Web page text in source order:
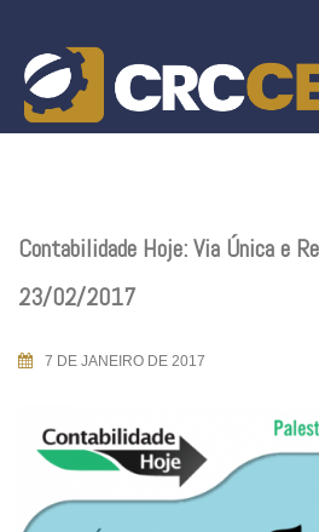
content
Contabilidade Hoje: Via Única e
23/02/2017
7 DE JANEIRO DE 2017